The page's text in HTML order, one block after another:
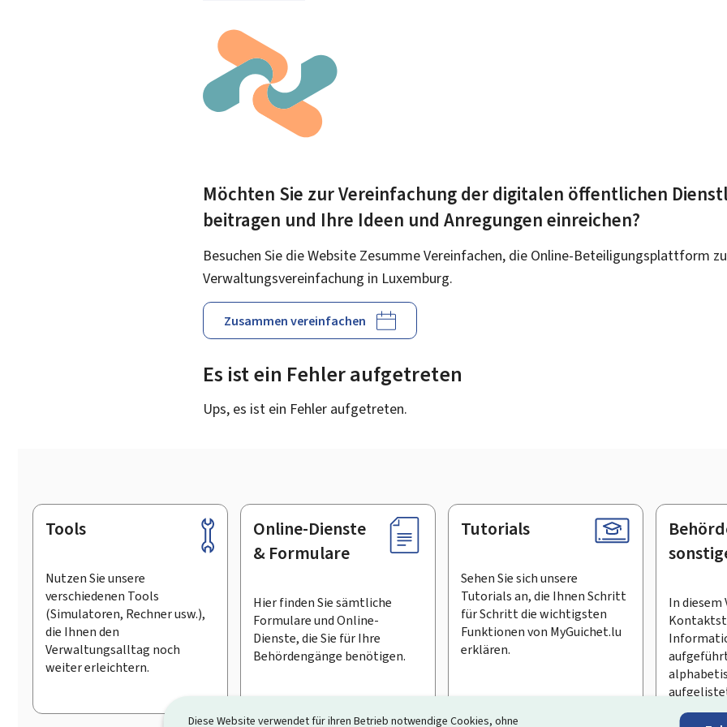
Diese Website verwendet für ihren Betrieb notwendige Cookies, ohne
Möchten Sie zur Vereinfachung der digitalen öffentlichen
beitragen und Ihre Ideen und Anregungen einreichen?
Besuchen Sie die Website Zesumme Vereinfachen, die Online-Beteiligungsplattform
Verwaltungsvereinfachung in Luxemburg.
Zusammen vereinfachen
Es ist ein Fehler aufgetreten
Ups, es ist ein Fehler aufgetreten.
Footer
Tools
Nutzen Sie unsere
verschiedenen Tools
(Simulatoren, Rechner usw.),
die Ihnen den
Verwaltungsalltag noch
weiter erleichtern.
Online-Dienste
& Formulare
Hier finden Sie sämtliche
Formulare und Online-
Dienste, die Sie für Ihre
Behördengänge benötigen.
Tutorials
Sehen Sie sich unsere
Tutorials an, die Ihnen Schritt
für Schritt die wichtigsten
Funktionen von MyGuichet.lu
erklären.
In diesem